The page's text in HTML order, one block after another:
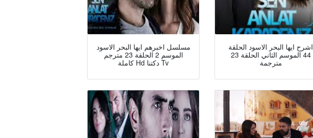
مسلسل اخبرهم ايها البحر الاسود
الموسم 2 الحلقة 23 مترجم
كاملة Hd دكتنا Tv
اشرح ايها البحر الاسود الحلقة
44 الموسم الثاني الحلقة 23
مترجمة